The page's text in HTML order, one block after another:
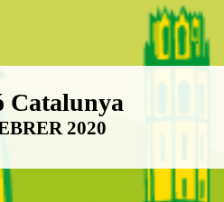
Catalunya
Catalunya
2020